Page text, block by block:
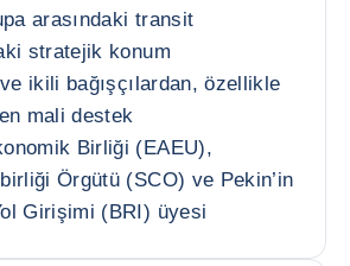
arasındaki transit
stratejik konum
ikili bağışçılardan, özellikle
mali destek
Birliği (EAEU),
Örgütü (SCO) ve Pekin’in
Girişimi (BRI) üyesi